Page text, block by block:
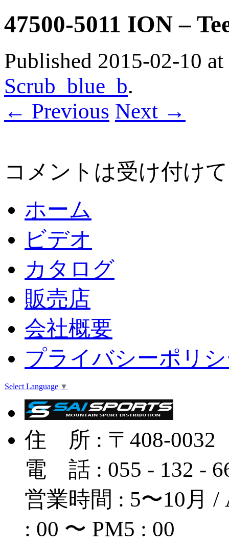
47500-5011 ION –
Published 2015-02-10 at
Scrub_blue_b.
← Previous Next →
コメントは受け付け
ホーム
ビデオ
カタログ
販売店
会社概要
プライバシーポリ
Select Language ▼
住 所 : 〒408-0032
電 話 : 055 - 132 -
営業時間 : 5〜10月
: 00 〜 PM5 : 00